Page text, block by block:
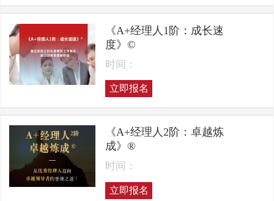
《A+经理人1阶：成长速
度》©
时间：
立即报名
《A+经理人2阶：卓越炼
成》®
时间：
立即报名